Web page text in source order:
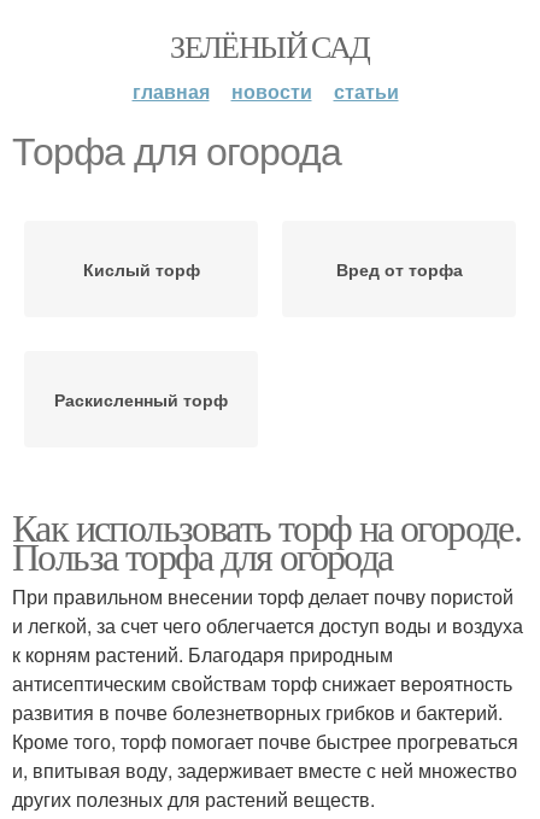
ЗЕЛЁНЫЙ САД
главная новости статьи
Торфа для огорода
Кислый торф Вред от торфа
Раскисленный торф
Как использовать торф на огороде.
Польза торфа для огорода
При правильном внесении торф делает почву пористой
и легкой, за счет чего облегчается доступ воды и воздуха
к корням растений. Благодаря природным
антисептическим свойствам торф снижает вероятность
развития в почве болезнетворных грибков и бактерий.
Кроме того, торф помогает почве быстрее прогреваться
и, впитывая воду, задерживает вместе с ней множество
других полезных для растений веществ.